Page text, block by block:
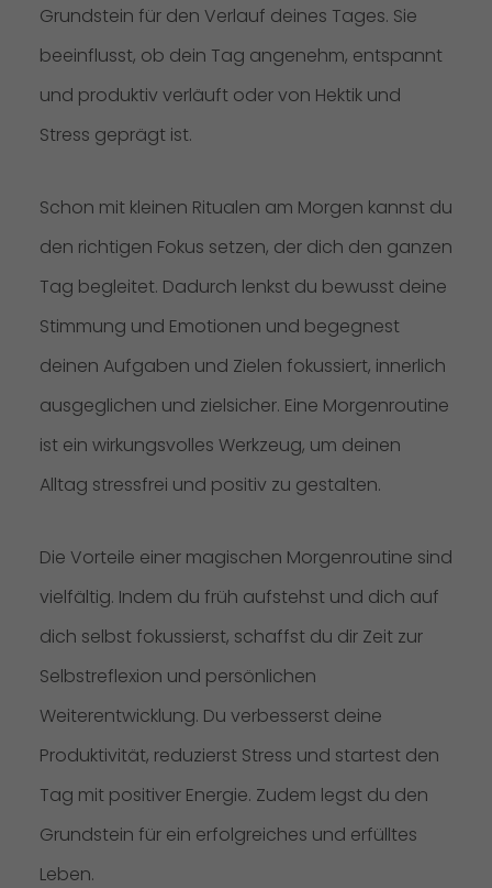
Grundstein für den Verlauf deines Tages. Sie
beeinflusst, ob dein Tag angenehm, entspannt
und produktiv verläuft oder von Hektik und
Stress geprägt ist.
Schon mit kleinen Ritualen am Morgen kannst du
den richtigen Fokus setzen, der dich den ganzen
Tag begleitet. Dadurch lenkst du bewusst deine
Stimmung und Emotionen und begegnest
deinen Aufgaben und Zielen fokussiert, innerlich
ausgeglichen und zielsicher. Eine Morgenroutine
ist ein wirkungsvolles Werkzeug, um deinen
Alltag stressfrei und positiv zu gestalten.
Die Vorteile einer magischen Morgenroutine sind
vielfältig. Indem du früh aufstehst und dich auf
dich selbst fokussierst, schaffst du dir Zeit zur
Selbstreflexion und persönlichen
Weiterentwicklung. Du verbesserst deine
Produktivität, reduzierst Stress und startest den
Tag mit positiver Energie. Zudem legst du den
Grundstein für ein erfolgreiches und erfülltes
Leben.